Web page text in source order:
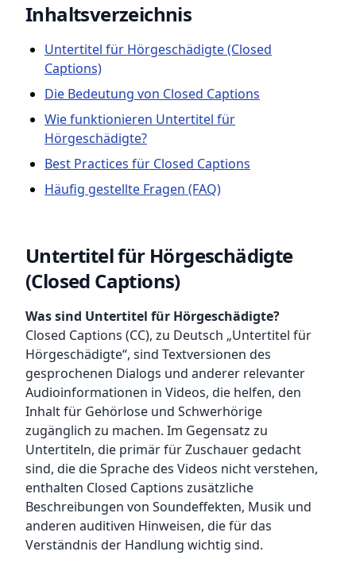
Inhaltsverzeichnis
Untertitel für Hörgeschädigte (Closed
Captions)
Die Bedeutung von Closed Captions
Wie funktionieren Untertitel für
Hörgeschädigte?
Best Practices für Closed Captions
Häufig gestellte Fragen (FAQ)
Untertitel für Hörgeschädigte
(Closed Captions)
Was sind Untertitel für Hörgeschädigte?
Closed Captions (CC), zu Deutsch „Untertitel für
Hörgeschädigte“, sind Textversionen des
gesprochenen Dialogs und anderer relevanter
Audioinformationen in Videos, die helfen, den
Inhalt für Gehörlose und Schwerhörige
zugänglich zu machen. Im Gegensatz zu
Untertiteln, die primär für Zuschauer gedacht
sind, die die Sprache des Videos nicht verstehen,
enthalten Closed Captions zusätzliche
Beschreibungen von Soundeffekten, Musik und
anderen auditiven Hinweisen, die für das
Verständnis der Handlung wichtig sind.